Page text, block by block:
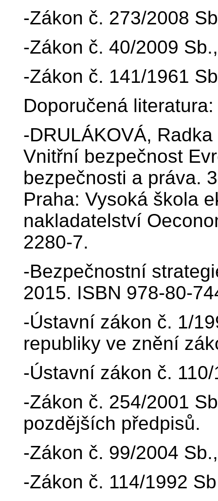
-Zákon č. 273/2008
-Zákon č. 40/2009
-Zákon č. 141/1961
Doporučená literatura:
-DRULÁKOVÁ,
Vnitřní bezpečnost
bezpečnosti a práva.
Praha: Vysoká škola
nakladatelství
2280-7.
-Bezpečnostní
2015. ISBN 978-80-
-Ústavní zákon č. 1/
republiky ve znění
-Ústavní zákon č.
-Zákon č. 254/2001
pozdějších předpisů.
-Zákon č. 99/2004
-Zákon č. 114/1992